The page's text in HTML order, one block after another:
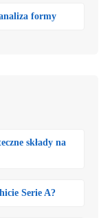
formy
składy na
Serie A?